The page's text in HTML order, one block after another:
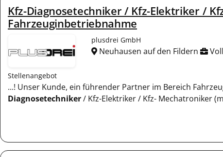
Kfz-Diagnosetechniker / Kfz-Elektriker /
Fahrzeuginbetriebnahme
plusdrei GmbH
Neuhausen auf den Fildern
Stellenangebot
...! Unser Kunde, ein führender Partner im Bereich
Diagnosetechniker/ Kfz-Elektriker / Kfz- Mechatroniker